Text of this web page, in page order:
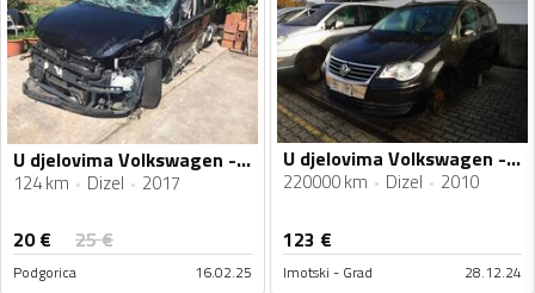
U djelovima Volkswagen - Touran 16
124 km Dizel 2017
20€ 25€
Podgorica 16.02.25
U djelovima Volkswagen - Touran 1.9 tdi bls
220000 km Dizel 2010
123 €
Imotski - Grad 28.12.24